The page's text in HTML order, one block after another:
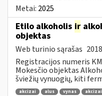
Metai: 2025
Etilo alkoholis ir
objektas
Web turinio sąrašas
Registracijos numeris
Mokesčio objektas
šviežių vynuogių, kiti
akcizai alus vynas